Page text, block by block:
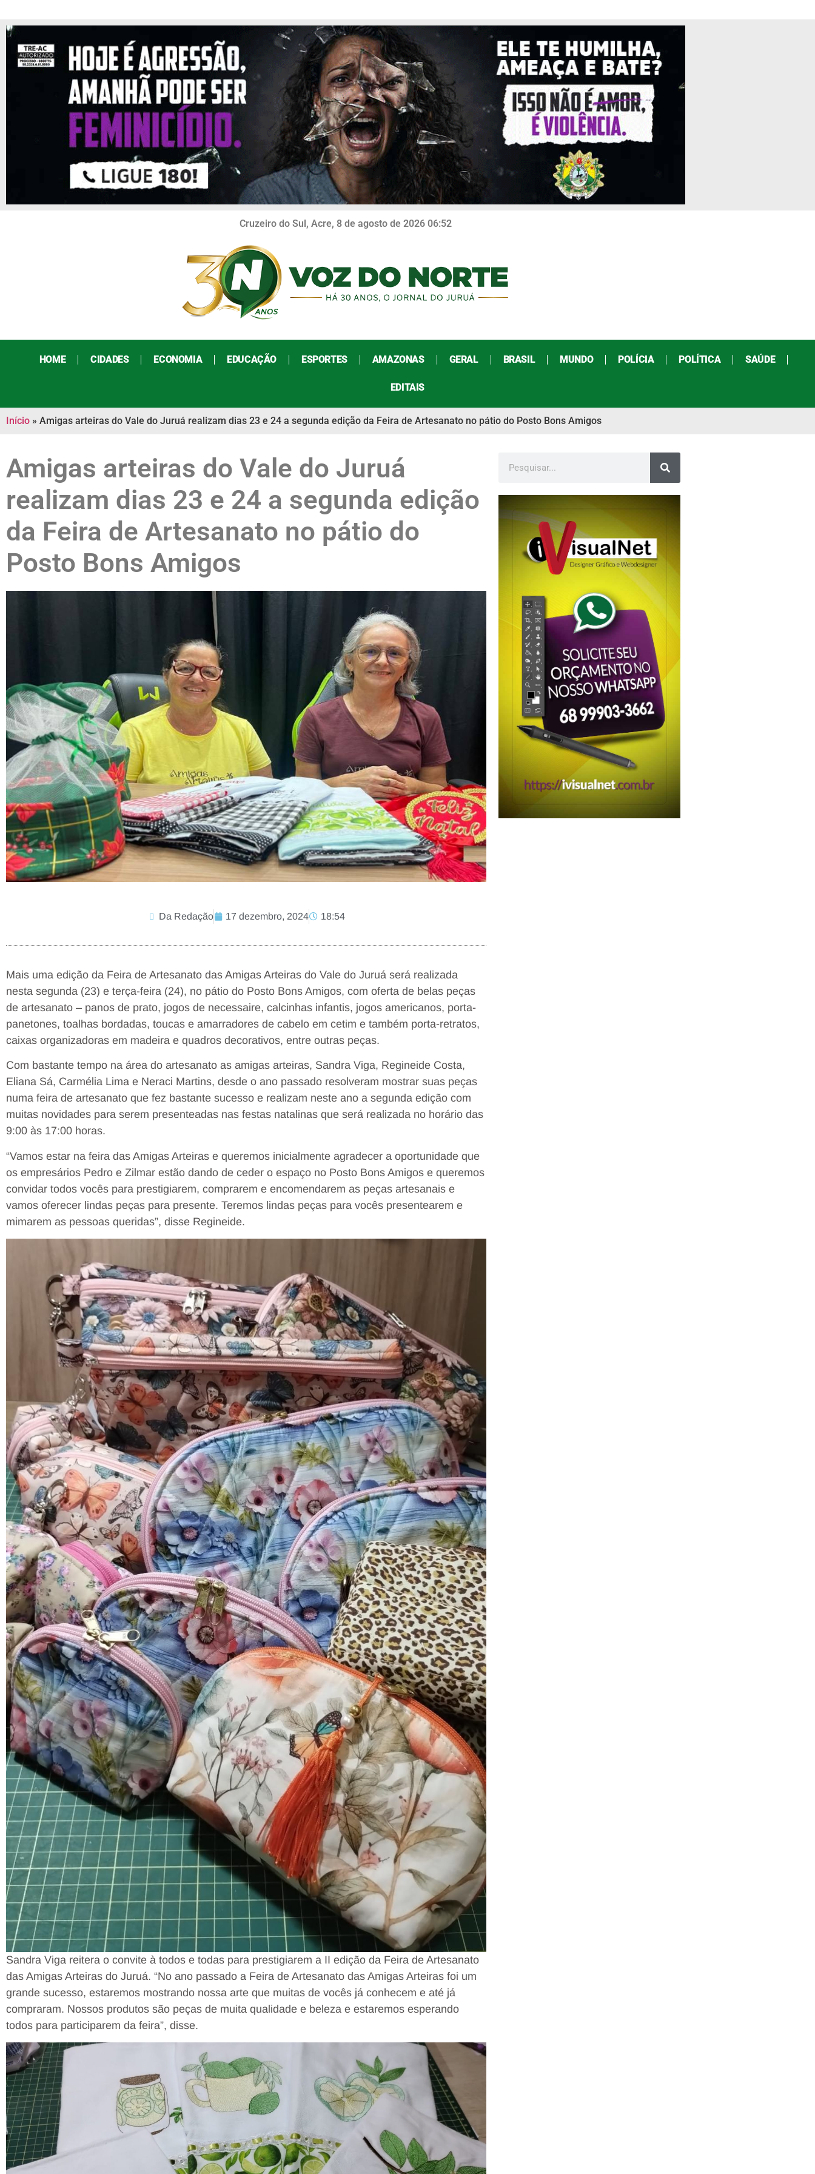
Cruzeiro do Sul, Acre, 8 de agosto de 2026 06:52
HOME CIDADES ECONOMIA EDUCAÇÃO ESPORTES AMAZONAS GERAL BRASIL MUNDO POLÍCIA POLÍTICA SAÚDE
EDITAIS
Início » Amigas arteiras do Vale do Juruá realizam dias 23 e 24 a segunda edição da Feira de Artesanato no pátio do Posto Bons Amigos
Amigas arteiras do Vale do Juruá
realizam dias 23 e 24 a segunda edição
da Feira de Artesanato no pátio do
Posto Bons Amigos
Da Redação 17 dezembro, 2024 18:54
Mais uma edição da Feira de Artesanato das Amigas Arteiras do Vale do Juruá será realizada
nesta segunda (23) e terça-feira (24), no pátio do Posto Bons Amigos, com oferta de belas peças
de artesanato – panos de prato, jogos de necessaire, calcinhas infantis, jogos americanos, porta-
panetones, toalhas bordadas, toucas e amarradores de cabelo em cetim e também porta-retratos,
caixas organizadoras em madeira e quadros decorativos, entre outras peças.
Com bastante tempo na área do artesanato as amigas arteiras, Sandra Viga, Regineide Costa,
Eliana Sá, Carmélia Lima e Neraci Martins, desde o ano passado resolveram mostrar suas peças
numa feira de artesanato que fez bastante sucesso e realizam neste ano a segunda edição com
muitas novidades para serem presenteadas nas festas natalinas que será realizada no horário das
9:00 às 17:00 horas.
“Vamos estar na feira das Amigas Arteiras e queremos inicialmente agradecer a oportunidade que
os empresários Pedro e Zilmar estão dando de ceder o espaço no Posto Bons Amigos e queremos
convidar todos vocês para prestigiarem, comprarem e encomendarem as peças artesanais e
vamos oferecer lindas peças para presente. Teremos lindas peças para vocês presentearem e
mimarem as pessoas queridas”, disse Regineide.
Sandra Viga reitera o convite à todos e todas para prestigiarem a II edição da Feira de Artesanato
das Amigas Arteiras do Juruá. “No ano passado a Feira de Artesanato das Amigas Arteiras foi um
grande sucesso, estaremos mostrando nossa arte que muitas de vocês já conhecem e até já
compraram. Nossos produtos são peças de muita qualidade e beleza e estaremos esperando
todos para participarem da feira”, disse.